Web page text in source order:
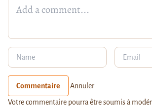
Commentaire Annuler
Votre commentaire pourra être soumis à